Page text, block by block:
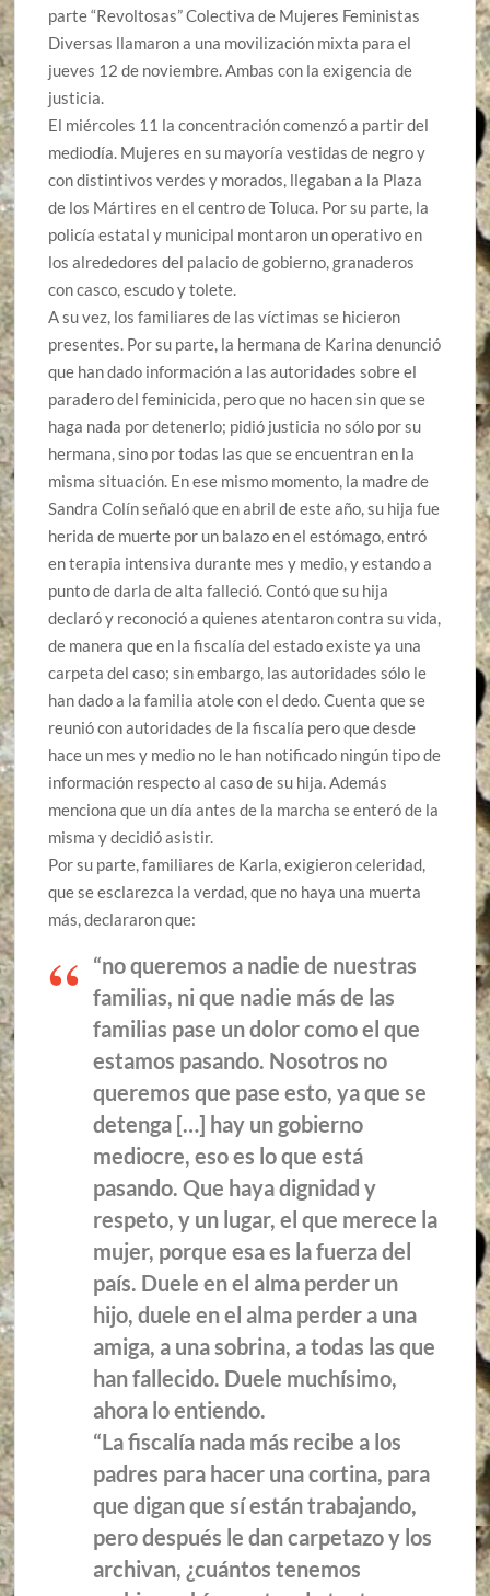
parte “Revoltosas” Colectiva de Mujeres Feministas
Diversas llamaron a una movilización mixta para el
jueves 12 de noviembre. Ambas con la exigencia de
justicia.
El miércoles 11 la concentración comenzó a partir del
mediodía. Mujeres en su mayoría vestidas de negro y
con distintivos verdes y morados, llegaban a la Plaza
de los Mártires en el centro de Toluca. Por su parte, la
policía estatal y municipal montaron un operativo en
los alrededores del palacio de gobierno, granaderos
con casco, escudo y tolete.
A su vez, los familiares de las víctimas se hicieron
presentes. Por su parte, la hermana de Karina denunció
que han dado información a las autoridades sobre el
paradero del feminicida, pero que no hacen sin que se
haga nada por detenerlo; pidió justicia no sólo por su
hermana, sino por todas las que se encuentran en la
misma situación. En ese mismo momento, la madre de
Sandra Colín señaló que en abril de este año, su hija fue
herida de muerte por un balazo en el estómago, entró
en terapia intensiva durante mes y medio, y estando a
punto de darla de alta falleció. Contó que su hija
declaró y reconoció a quienes atentaron contra su vida,
de manera que en la fiscalía del estado existe ya una
carpeta del caso; sin embargo, las autoridades sólo le
han dado a la familia atole con el dedo. Cuenta que se
reunió con autoridades de la fiscalía pero que desde
hace un mes y medio no le han notificado ningún tipo de
información respecto al caso de su hija. Además
menciona que un día antes de la marcha se enteró de la
misma y decidió asistir.
Por su parte, familiares de Karla, exigieron celeridad,
que se esclarezca la verdad, que no haya una muerta
más, declararon que:
“no queremos a nadie de nuestras
familias, ni que nadie más de las
familias pase un dolor como el que
estamos pasando. Nosotros no
queremos que pase esto, ya que se
detenga […] hay un gobierno
mediocre, eso es lo que está
pasando. Que haya dignidad y
respeto, y un lugar, el que merece la
mujer, porque esa es la fuerza del
país. Duele en el alma perder un
hijo, duele en el alma perder a una
amiga, a una sobrina, a todas las que
han fallecido. Duele muchísimo,
ahora lo entiendo.
“La fiscalía nada más recibe a los
padres para hacer una cortina, para
que digan que sí están trabajando,
pero después le dan carpetazo y los
archivan, ¿cuántos tenemos